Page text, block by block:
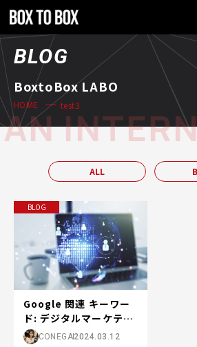
BLOG
BoxtoBox LABO
HOME test3
ALL
BLOG
Google 関連 キーワー
ド: デジタルマーケティ
ングの成...
CONEGA2024.03.12